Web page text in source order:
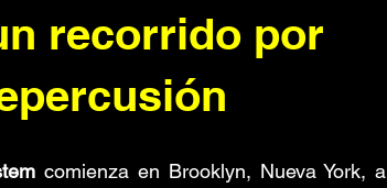
Metal
Conciertos
recorrido por
comienza en Brooklyn, Nueva York, a